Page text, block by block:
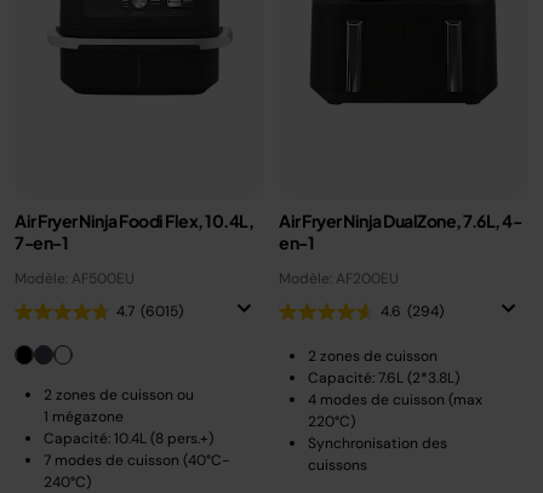
Air Fryer Ninja Foodi Flex, 10.4L,
7-en-1
Modèle: AF500EU
4.7 (6015)
2 zones de cuisson ou
1 mégazone
Capacité: 10.4L (8 pers.+)
7 modes de cuisson (40°C-
240°C)
Air Fryer Ninja DualZone, 7.6L, 4-
en-1
Modèle: AF200EU
4.6 (294)
2 zones de cuisson
Capacité: 7.6L (2*3.8L)
4 modes de cuisson (max
220°C)
Synchronisation des
cuissons